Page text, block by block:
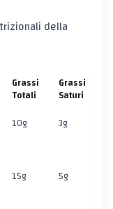
della
Grassi
Totali
Grassi
Saturi
10g 3g
15g 5g